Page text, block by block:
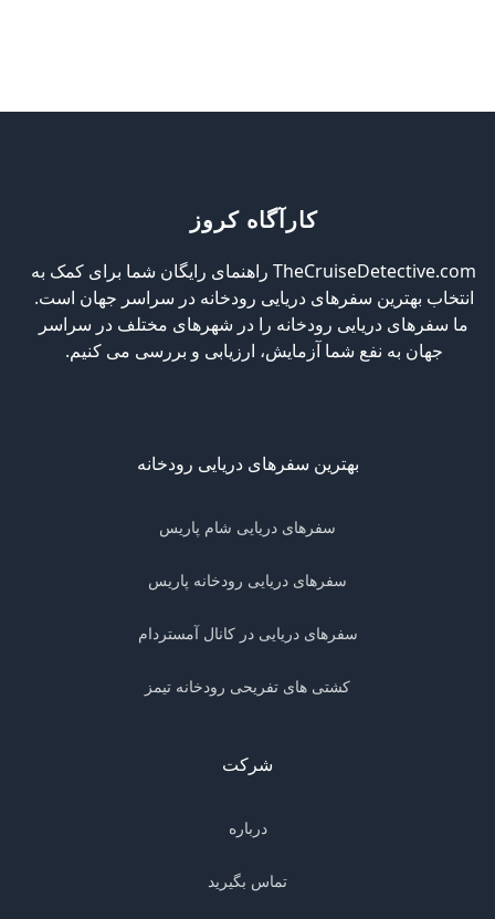
کارآگاه کروز
TheCruiseDetective.com راهنمای رایگان شما برای کمک به
انتخاب بهترین سفرهای دریایی رودخانه در سراسر جهان است.
ما سفرهای دریایی رودخانه را در شهرهای مختلف در سراسر
جهان به نفع شما آزمایش، ارزیابی و بررسی می کنیم.
بهترین سفرهای دریایی رودخانه
سفرهای دریایی شام پاریس
سفرهای دریایی رودخانه پاریس
سفرهای دریایی در کانال آمستردام
کشتی های تفریحی رودخانه تیمز
شرکت
درباره
تماس بگیرید